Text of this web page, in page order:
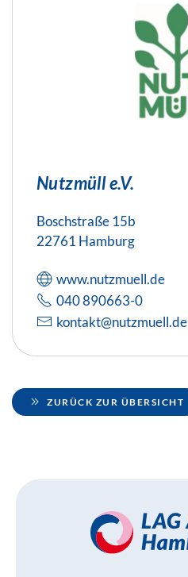
Nutzmüll e.V.
Boschstraße 15b
22761 Hamburg
www.nutzmuell.de
040 890663-0
kontakt@nutzmuell.de
ZURÜCK ZUR ÜBERSICHT